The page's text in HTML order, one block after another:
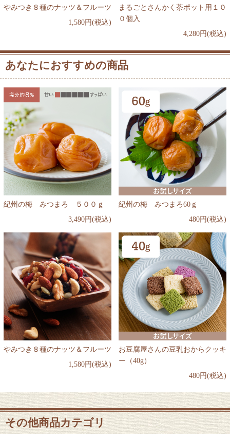
やみつき８種のナッツ＆フルーツ
1,580円(税込)
まるごとさんかく茶ポット用１０
０個入
4,280円(税込)
あなたにおすすめの商品
紀州の梅 みつまろ ５００ｇ
3,490円(税込)
紀州の梅 みつまろ60ｇ
480円(税込)
やみつき８種のナッツ＆フルーツ
1,580円(税込)
お豆腐屋さんの豆乳おからクッキ
ー（40g）
480円(税込)
その他商品カテゴリ